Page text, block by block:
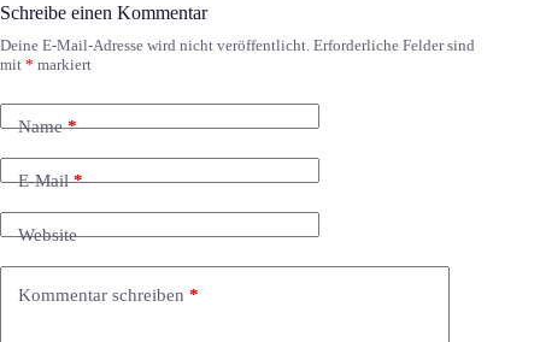
Schreibe einen Kommentar
Deine E-Mail-Adresse wird nicht veröffentlicht. Erforderliche Felder sind
mit * markiert
Name*
E-Mail*
Website
Kommentar schreiben *